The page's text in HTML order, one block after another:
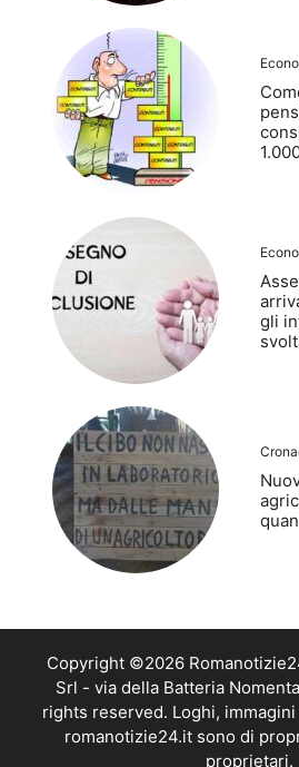
gli
Copyright ©2026
Srl - via della Batteria
rights reserved. Loghi,
romanotizie24.it sono di
proprietari.